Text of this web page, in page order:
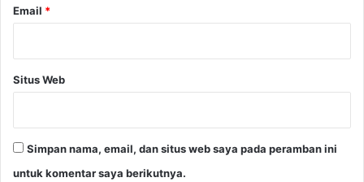
Email *
Situs Web
Simpan nama, email, dan situs web saya pada peramban ini
untuk komentar saya berikutnya.